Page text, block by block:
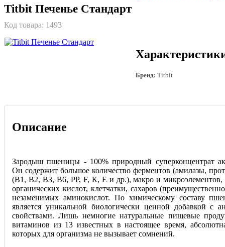
Titbit Печенье Стандарт
Код товара: 1493
Бренд: Titbit
Описание
Зародыш пшеницы - 100% природный суперконцентрат
Он содержит большое количество ферментов (амилазы,
(В1, В2, В3, В6, РР, F, К, Е и др.), макро­ и микроэлементов,
органических кислот, клетчатки, сахаров
незаменимых аминокислот. По химическому составу
является уникальной биологически ценной добавкой с
свойствами. Лишь немногие натуральные пищевые
витаминов из 13 известных в настоящее время,
которых для организма не вызывает сомнений.